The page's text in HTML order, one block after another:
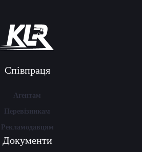
Співпраця
Агентам
Перевізникам
Рекламодавцям
Документи